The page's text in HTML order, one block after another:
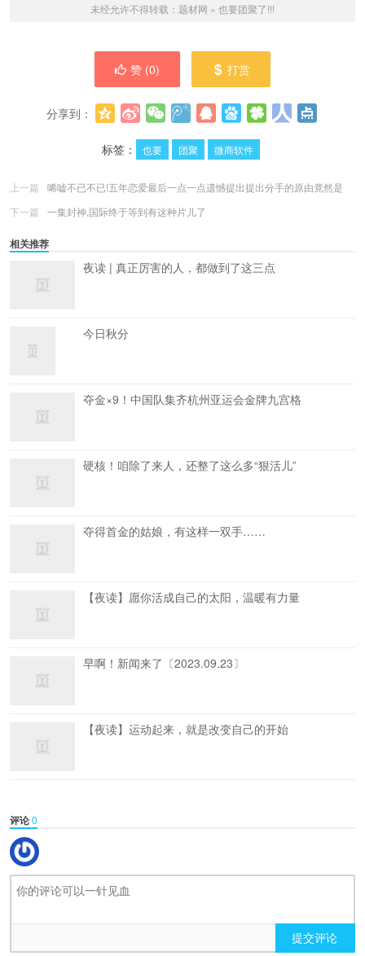
未经允许不得转载： 题材网 » 也要团聚了!!!
赞 (0) 打赏
分享到：
标签：
也要 团聚 微商软件
上一篇
唏嘘不已不已!五年恋爱最后一点一点遗憾提出提出分手的原由竟然是
下一篇
一集封神,国际终于等到有这种片儿了
相关推荐
夜读 | 真正厉害的人，都做到了这三点
今日秋分
夺金×9！中国队集齐杭州亚运会金牌九宫格
硬核！咱除了来人，还整了这么多“狠活儿”
夺得首金的姑娘，有这样一双手……
【夜读】愿你活成自己的太阳，温暖有力量
早啊！新闻来了〔2023.09.23〕
【夜读】运动起来，就是改变自己的开始
评论0
提交评论